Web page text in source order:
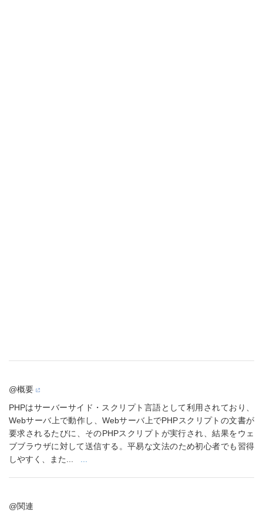
@概要
PHPはサーバーサイド・スクリプト言語として利用されており、
Webサーバ上で動作し、Webサーバ上でPHPスクリプトの文書が
要求されるたびに、そのPHPスクリプトが実行され、結果をウェ
ブブラウザに対して送信する。平易な文法のため初心者でも習得
しやすく、また...
@関連